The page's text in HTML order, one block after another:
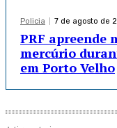
Policia 7 de agosto de
PRF apreende
mercúrio
em Porto Velho